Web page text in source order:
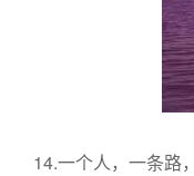
14.一个人，一条路